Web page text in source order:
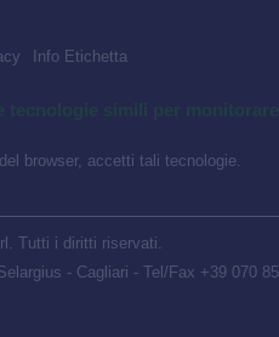
Info Etichetta
browser, accetti tali tecnologie.
Tutti i diritti riservati.
- Cagliari - Tel/Fax +39 070